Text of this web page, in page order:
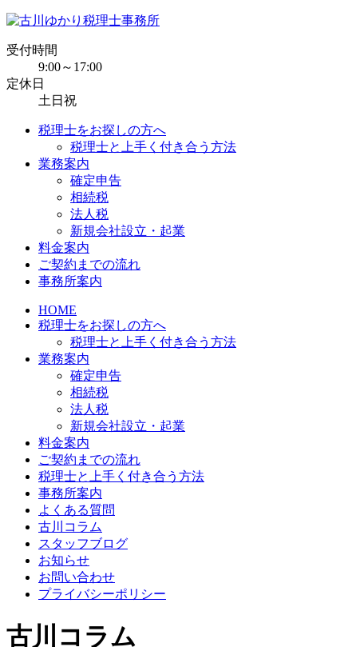
受付時間
9:00～17:00
定休日
土日祝
税理士をお探しの方へ
税理士と上手く付き合う方法
業務案内
確定申告
相続税
法人税
新規会社設立・起業
料金案内
ご契約までの流れ
事務所案内
HOME
税理士をお探しの方へ
税理士と上手く付き合う方法
業務案内
確定申告
相続税
法人税
新規会社設立・起業
料金案内
ご契約までの流れ
税理士と上手く付き合う方法
事務所案内
よくある質問
古川コラム
スタッフブログ
お知らせ
お問い合わせ
プライバシーポリシー
古川コラム